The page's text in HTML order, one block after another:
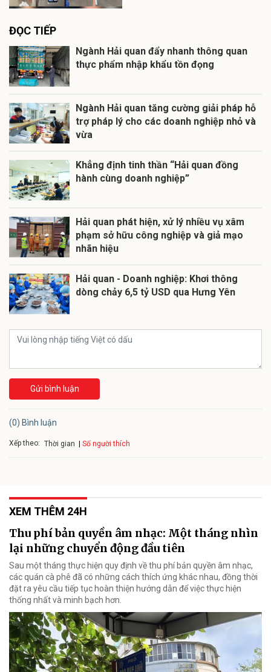
ĐỌC TIẾP
Ngành Hải quan đẩy nhanh thông quan
thực phẩm nhập khẩu tồn đọng
Ngành Hải quan tăng cường giải pháp hỗ
trợ pháp lý cho các doanh nghiệp nhỏ và
vừa
Khẳng định tinh thần “Hải quan đồng
hành cùng doanh nghiệp”
Hải quan phát hiện, xử lý nhiều vụ xâm
phạm sở hữu công nghiệp và giả mạo
nhãn hiệu
Hải quan - Doanh nghiệp: Khơi thông
dòng chảy 6,5 tỷ USD qua Hưng Yên
Gửi bình luận
(0) Bình luận
Xếp theo: Thời gian Số người thích
XEM THÊM 24H
Thu phí bản quyền âm nhạc: Một tháng nhìn
lại những chuyển động đầu tiên
Sau một tháng thực hiện quy định về thu phí bản quyền âm nhạc,
các quán cà phê đã có những cách thích ứng khác nhau, đồng thời
đặt ra yêu cầu tiếp tục hoàn thiện hướng dẫn để việc thực hiện
thống nhất và minh bạch hơn.